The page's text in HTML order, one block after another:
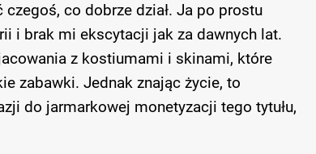
co dobrze dział. Ja po prostu
i brak mi ekscytacji jak za dawnych lat.
z kostiumami i skinami, które
zabawki. Jednak znając życie, to
do jarmarkowej monetyzacji tego tytułu,